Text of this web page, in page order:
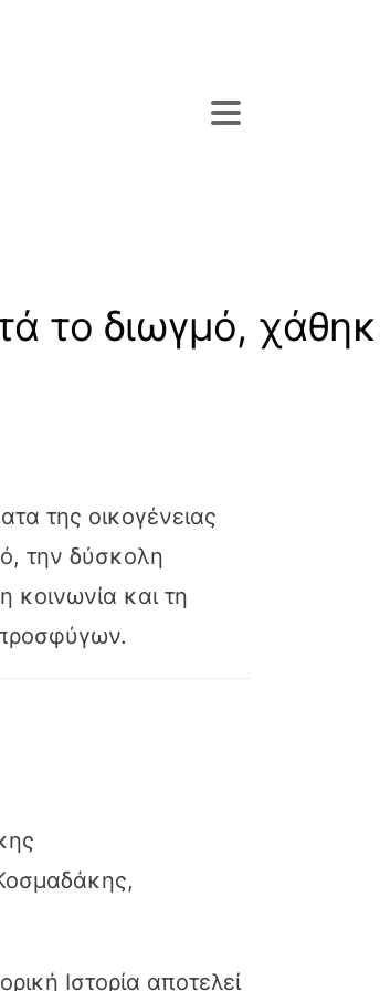
το διωγμό,
της οικογένειας
την δύσκολη
κοινωνία και τη
Ιστορία αποτελεί